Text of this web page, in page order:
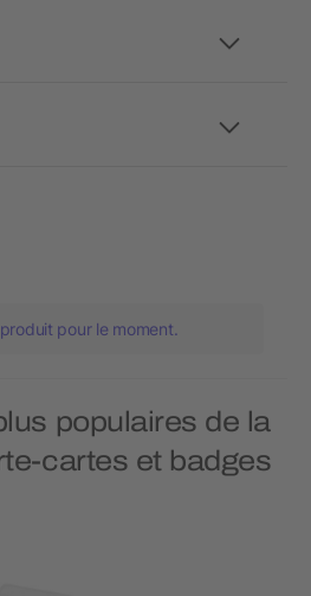
pour le moment.
populaires de la
cartes et badges